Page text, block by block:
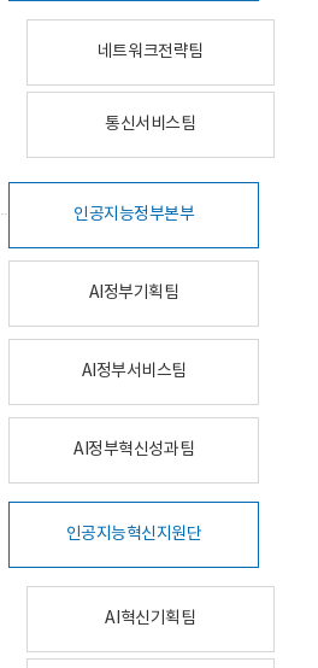
네트워크전략팀
통신서비스팀
인공지능정부본부
AI정부기획팀
AI정부서비스팀
AI정부혁신성과팀
인공지능혁신지원단
AI혁신기획팀